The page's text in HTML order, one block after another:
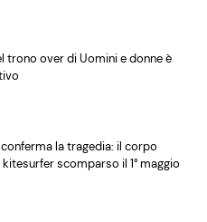
trono over di Uomini e donne è
la tragedia: il corpo
scomparso il 1° maggio